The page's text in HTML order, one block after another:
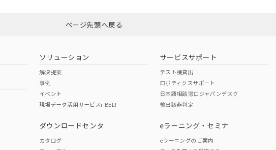
ダウンロードはこちら
（日本
（アメリカ
この製品の規格認証/適合状況ページへ
その他の認証はこちらのページからご検索ください
ページ先頭へ戻る
ソリューション
解決提案
事例
イベント
現場データ活用サービスi-BELT
ダウンロードセンタ
カタログ
サービスサポート
テスト機貸出
ロボティクスサポート
日本語相談窓口ジャパンデスク
輸出該非判定
eラーニング・セミナ
eラーニングのご案内